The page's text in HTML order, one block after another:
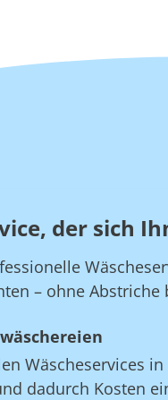
der sich
– ohne
Wäscheservices
dadurch Kosten